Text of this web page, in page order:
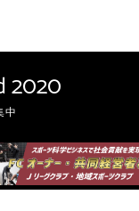
2020
中